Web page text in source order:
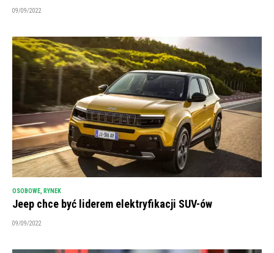
09/09/2022
OSOBOWE RYNEK
Jeep chce być liderem elektryfikacji SUV-ów
09/09/2022